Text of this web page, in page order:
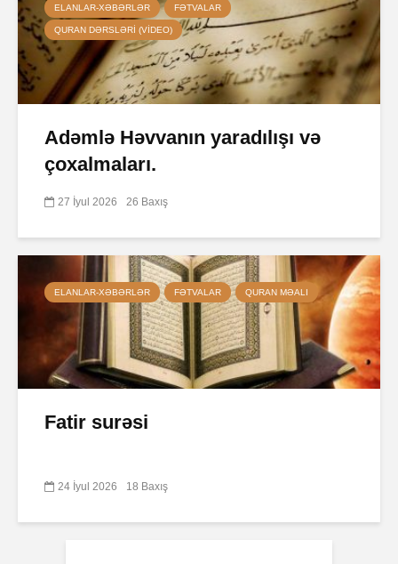
ELANLAR-XƏBƏRLƏR FƏTVALAR
QURAN DƏRSLƏRI (VIDEO)
Adəmlə Həvvanın yaradılışı və
çoxalmaları.
27 İyul 2026 26 Baxış
ELANLAR-XƏBƏRLƏR FƏTVALAR QURAN MƏALI
Fatir surəsi
24 İyul 2026 18 Baxış